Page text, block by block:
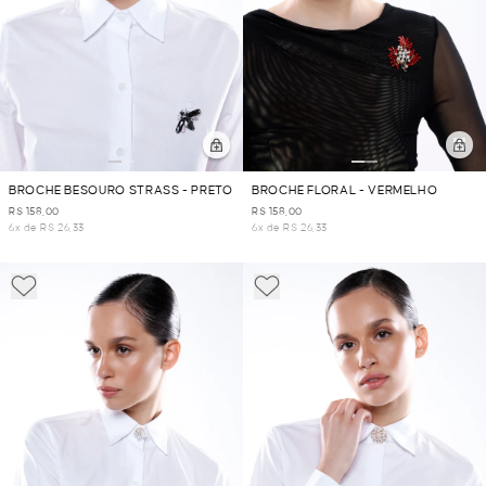
BROCHE BESOURO STRASS - PRETO
R$ 158,00
6x de R$ 26,33
BROCHE FLORAL - VERMELHO
R$ 158,00
6x de R$ 26,33